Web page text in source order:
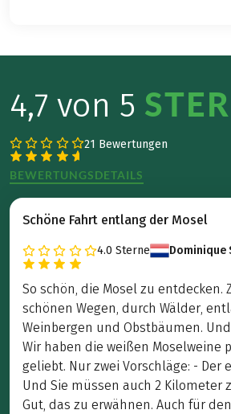
4,7 von 5
21 Bewertungen
BEWERTUNGSDETAILS
Schöne Fahrt entlang der Mosel
4.0 Sterne Dominique
So schön, die Mosel zu entdecken.
schönen Wegen, durch Wälder,
Weinbergen und Obstbäumen.
Wir haben die weißen Moselweine
geliebt. Nur zwei Vorschläge: - Der
Und Sie müssen auch 2 Kilometer
Gut, das zu erwähnen. Auch für